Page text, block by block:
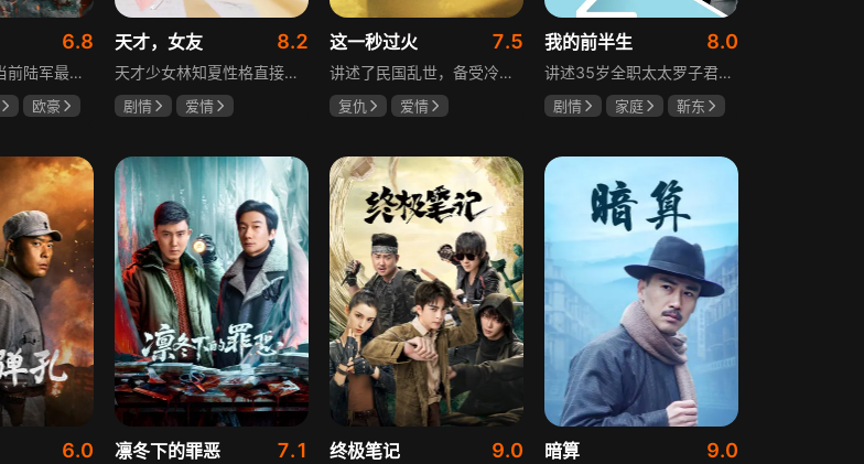
6.8
本剧通过描述当前陆军最具新型作战特色的特战、空突、侦察、信息等代表性兵种的官兵练兵备战，在历次实战演习中磨砺意志技能、逐渐形成新质作战能力等故事，反映了某集团军党委坚决落实习主席新时代强军思想，着眼打造一流陆军，谋划转型，大力推进战斗力建设的历史担当，浓缩了陆军官兵改革面前备战打仗矢志强军的铁血追求、展现了新时代陆军官兵积极投身军队转型的全新风貌，是一部融合备战打仗、青春成长励志、英雄主义传承，同时将军人荣誉、使命、爱情熔为一炉的军事题材正能量大剧。
欧豪
天才，女友 8.2
天才少女林知夏性格直接、不善交际，从小没有好友。考入省一中后，她因解题比拼与性格阳光的学霸江逾白相识并成为同桌。作为社交达人的江逾白帮林知夏融入集体交到汤婷婷、段启言、沈负暄、金百慧等朋友，林知夏为表达感谢帮他补习功课，两人渐渐从竞争走向互助，最终成为最好的朋友。俩人还一同解决同学被骗、一起参加社团活动与省数学竞赛，在这个过程中，江逾白对林知夏感情渐深，但只把爱意埋在心里。林知夏被保送复旦后，江逾白准备在毕业之旅对她告白，却因母亲卷入诈骗案而遗憾离开，俩人最终能否冲破阻碍走到一起
剧情
爱情
这一秒过火 7.5
讲述了民国乱世，备受冷眼的世家少爷慕容清峄与饱受苦难的复仇孤女任素素阴差阳错结缘相识，却因误会含恨而别。两人再重逢，却身份错位，陷入爱恨交织的极限拉扯中。二人历经世事波折与生离死别，最后携手直面乱世危局。
复仇
爱情
我的前半生 8.0
讲述35岁全职太太罗子君因丈夫突然离婚陷入人生谷底，带孩子闯入社会，从安逸走向落魄。贺涵作为事业有成的精英，平静生活被罗子君打破，需应对各类突发状况。生活逼迫罗子君重拾骨气，贺涵也收获温暖，二人历经波折，罗子君实现自我成长，贺涵也找到人生新方向，展现都市女性蜕变与情感纠葛。
剧情 家庭
靳东
6.0 凛冬下的罪恶 7.1 终极笔记 9.0 暗算 9.0